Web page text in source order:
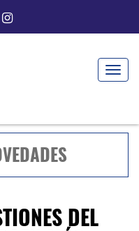
Toggle
DEL